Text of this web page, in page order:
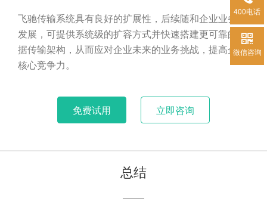
飞驰传输系统具有良好的扩展性，后续随和企业业务的
发展，可提供系统级的扩容方式并快速搭建更可靠的IT数
据传输架构，从而应对企业未来的业务挑战，提高企业
核心竞争力。
免费试用 立即咨询
总结
400电话
微信咨询